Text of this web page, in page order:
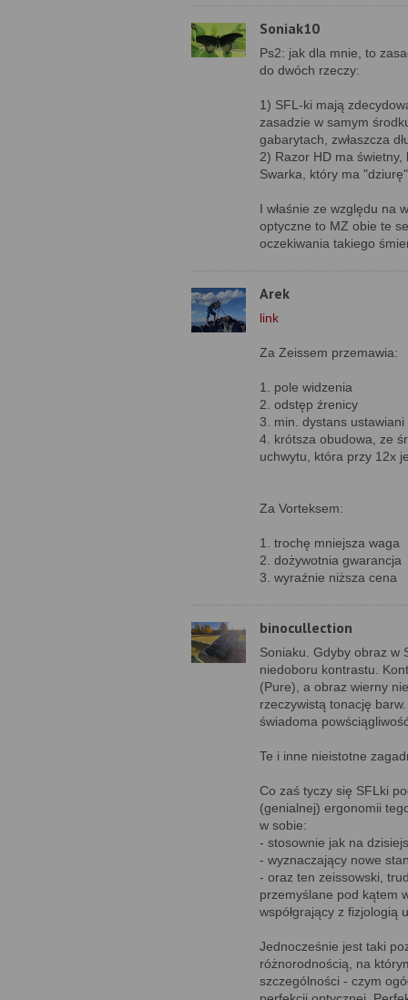
Soniak10
Ps2: jak dla mnie, to
do dwóch rzeczy:
1) SFL-ki mają
zasadzie w samym
gabarytach, zwłaszcza
2) Razor HD ma
Swarka, który ma
I właśnie ze względu na
optyczne to MZ obie te
oczekiwania takiego
Arek
link
Za Zeissem przemawia:
1. pole widzenia
2. odstęp źrenicy
3. min. dystans ustawiani
4. krótsza obudowa, ze
uchwytu, która przy 12x
Za Vorteksem:
1. trochę mniejsza waga
2. dożywotnia gwarancja
3. wyraźnie niższa cena
binocullection
Soniaku. Gdyby obraz w
niedoboru kontrastu.
(Pure), a obraz wierny
rzeczywistą tonację
świadoma
Te i inne nieistotne
Co zaś tyczy się SFLki
(genialnej) ergonomii
w sobie:
- stosownie jak na
- wyznaczający nowe
- oraz ten zeissowski,
przemyślane pod kątem
współgrający z fizjologią
Jednocześnie jest taki
różnorodnością, na
szczególności - czym